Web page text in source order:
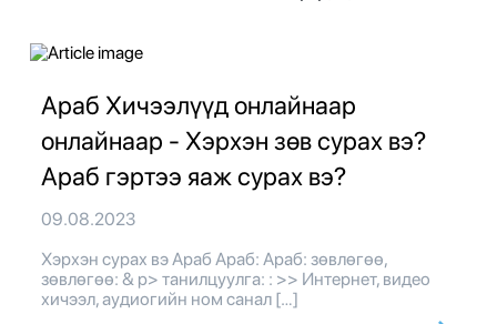
Араб Хичээлүүд онлайнаар
онлайнаар - Хэрхэн зөв сурах вэ?
Араб гэртээ яаж сурах вэ?
09.08.2023
Хэрхэн сурах вэ Араб Араб: Араб: зөвлөгөө,
зөвлөгөө: & p> танилцуулга: : >> Интернет, видео
хичээл, аудиогийн ном санал […]